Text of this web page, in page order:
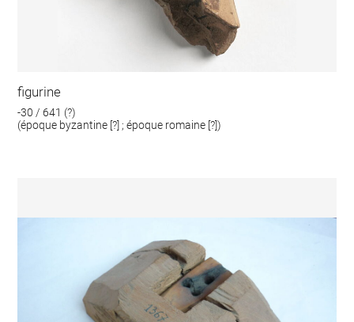
figurine
-30 / 641 (?)
(époque byzantine [?] ; époque romaine [?])